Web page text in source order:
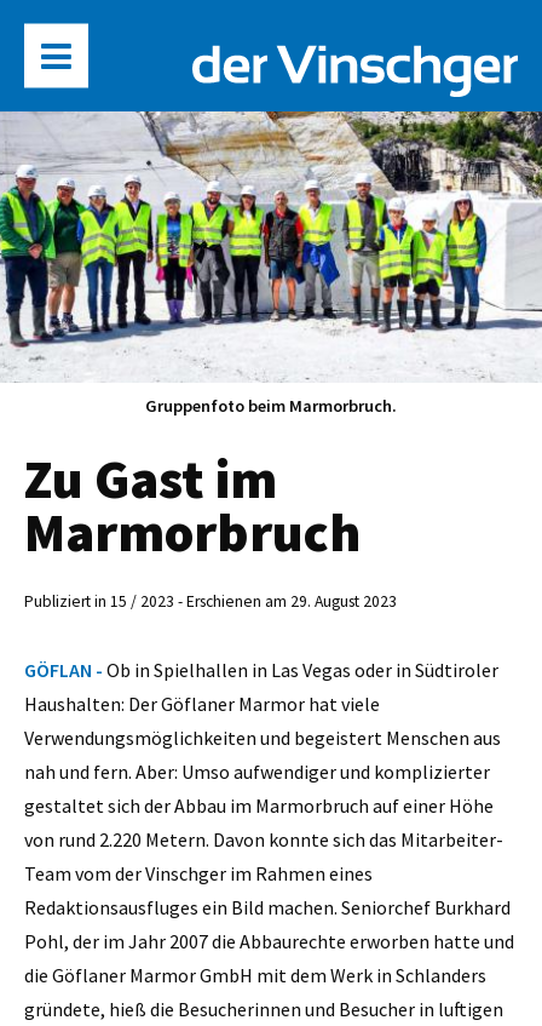
Gruppenfoto beim Marmorbruch.
Zu Gast im
Marmorbruch
Publiziert in 15 / 2023 - Erschienen am 29. August 2023
GÖFLAN - Ob in Spielhallen in Las Vegas oder in Südtiroler
Haushalten: Der Göflaner Marmor hat viele
Verwendungsmöglichkeiten und begeistert Menschen aus
nah und fern. Aber: Umso aufwendiger und komplizierter
gestaltet sich der Abbau im Marmorbruch auf einer Höhe
von rund 2.220 Metern. Davon konnte sich das Mitarbeiter-
Team vom der Vinschger im Rahmen eines
Redaktionsausfluges ein Bild machen. Seniorchef Burkhard
Pohl, der im Jahr 2007 die Abbaurechte erworben hatte und
die Göflaner Marmor GmbH mit dem Werk in Schlanders
gründete, hieß die Besucherinnen und Besucher in luftigen